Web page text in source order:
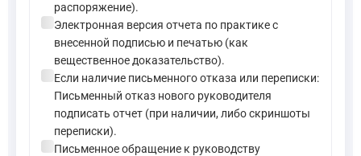
распоряжение).
Электронная версия отчета по практике с
внесенной подписью и печатью (как
вещественное доказательство).
Если наличие письменного отказа или переписки:
Письменный отказ нового руководителя
подписать отчет (при наличии, либо скриншоты
переписки).
Письменное обращение к руководству